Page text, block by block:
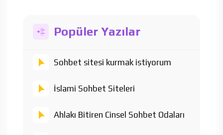
Popüler Yazılar
Sohbet sitesi kurmak istiyorum
İslami Sohbet Siteleri
Ahlakı Bitiren Cinsel Sohbet Odaları